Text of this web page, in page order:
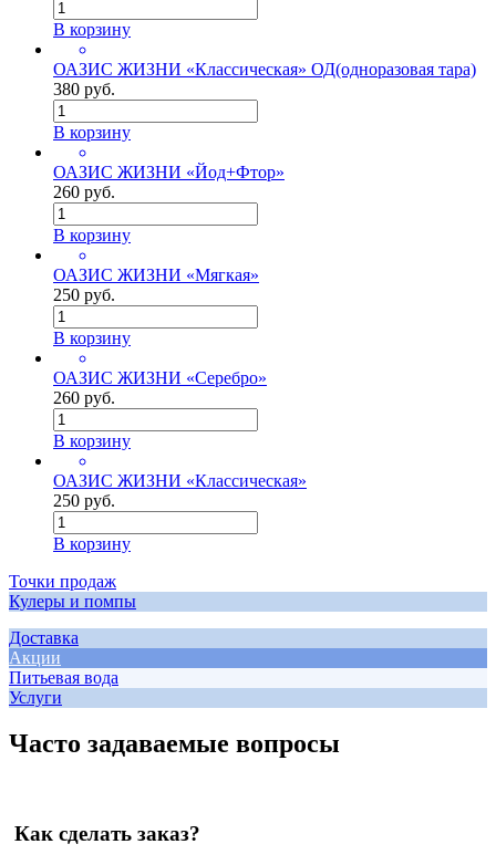
В корзину
ОАЗИС ЖИЗНИ «Классическая» ОД(одноразовая тара)
380 руб.
В корзину
ОАЗИС ЖИЗНИ «Йод+Фтор»
260 руб.
В корзину
ОАЗИС ЖИЗНИ «Мягкая»
250 руб.
В корзину
ОАЗИС ЖИЗНИ «Серебро»
260 руб.
В корзину
ОАЗИС ЖИЗНИ «Классическая»
250 руб.
В корзину
Точки продаж
Кулеры и помпы
Доставка
Акции
Питьевая вода
Услуги
Часто задаваемые вопросы
Как сделать заказ?